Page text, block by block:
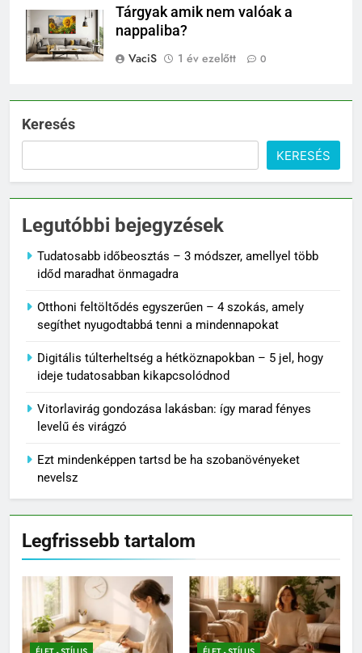
Tárgyak amik nem valóak a
nappaliba?
VaciS
1 év ezelőtt 0
Keresés
KERESÉS
Legutóbbi bejegyzések
Tudatosabb időbeosztás – 3 módszer, amellyel több
időd maradhat önmagadra
Otthoni feltöltődés egyszerűen – 4 szokás, amely
segíthet nyugodtabbá tenni a mindennapokat
Digitális túlterheltség a hétköznapokban – 5 jel, hogy
ideje tudatosabban kikapcsolódnod
Vitorlavirág gondozása lakásban: így marad fényes
levelű és virágzó
Ezt mindenképpen tartsd be ha szobanövényeket
nevelsz
Legfrissebb tartalom